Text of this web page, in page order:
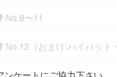
No.8〜11
No.12（おまけ:ハイハット